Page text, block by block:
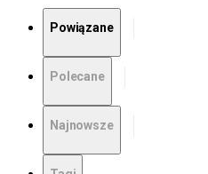
Powiązane
Polecane
Najnowsze